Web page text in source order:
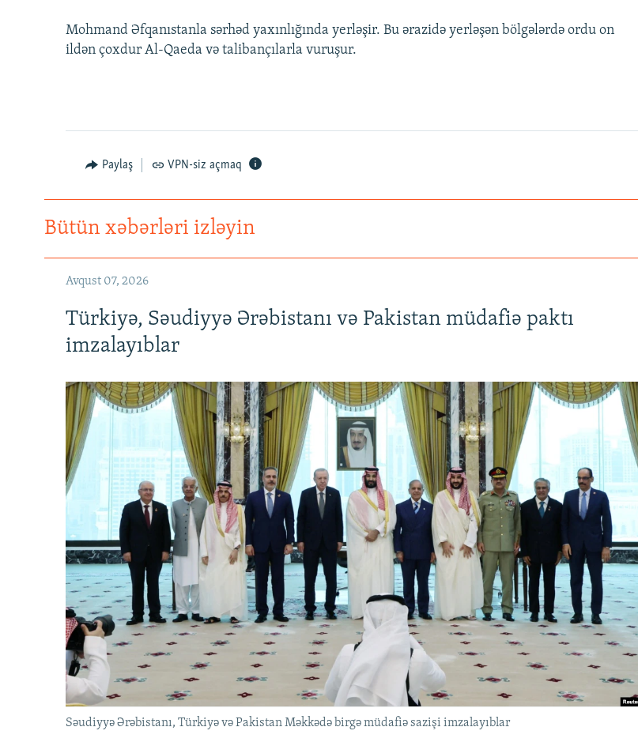
Mohmand Əfqanıstanla sərhəd yaxınlığında yerləşir. Bu ərazidə yerləşən bölgələrdə ordu on
ildən çoxdur Al-Qaeda və talibançılarla vuruşur.
Paylaş VPN-siz açmaq
Bütün xəbərləri izləyin
Avqust 07, 2026
Türkiyə, Səudiyyə Ərəbistanı və Pakistan müdafiə paktı
imzalayıblar
Səudiyyə Ərəbistanı, Türkiyə və Pakistan Məkkədə birgə müdafiə sazişi imzalayıblar